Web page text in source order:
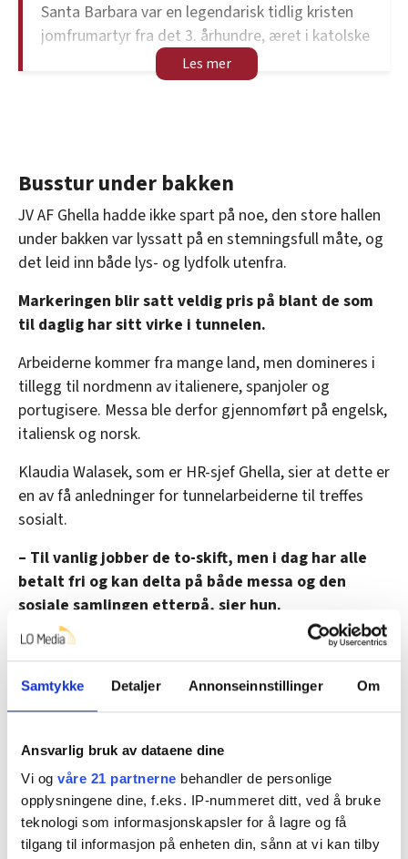
Samtykke Detaljer Annonseinnstillinger Om
Ansvarlig bruk av dataene dine
Vi og våre 21 partnerne behandler de personlige
opplysningene dine, f.eks. IP-nummeret ditt, ved å bruke
teknologi som informasjonskapsler for å lagre og få
tilgang til informasjon på enheten din, sånn at vi kan tilby
Santa Barbara var en legendarisk tidlig kristen
jomfrumartyr fra det 3. århundre, æret i katolske
og ortodokse tradisjoner som skytshelgen for
gruvearbeidere, artillerister og de som står
Født i Heliopolis (dagens Baalbek, Libanon) eller
Nikomedia.
Som datter av en rik hedensk far ved navn
Dioscorus, ble Barbara holdt isolert i et tårn på
grunn av sin skjønnhet og sikkerhet.
Hun konverterte hemmelig til kristendommen
rundt fylte 16 år, forkastet hedenske avguder og
ekteskapsforslag arrangert av faren, og ble døpt
av en prest forkledd som kjøpmann. ​
Martyrdom
Da faren oppdaget at hun hadde konvertert til
kristendommen, fengslet han henne, slo og
torturerte henne, før han overleverte henne til
embetsmannen Martianus.
Da fortsatte forfølgelse, inkludert offentlig
ydmykelse og mislykkede forsøk på å brenne
henne.
Men ingenting bet på. Den 4. desember
halshogget faren henne, men et lyn slo
umiddelbart ned og drepte ham som
guddommelig straff.
St. Barbara ble helgen for gruvearbeidere fordi
legenden om hennes liv knyttet henne sterkt til
farlige yrker med eksplosjonsfare, som etter
hvert inkluderte gruvedrift. ​
Busstur under bakken
JV AF Ghella hadde ikke spart på noe, den store hallen
under bakken var lyssatt på en stemningsfull måte, og
det leid inn både lys- og lydfolk utenfra.
Markeringen blir satt veldig pris på blant de som
til daglig har sitt virke i tunnelen.
Arbeiderne kommer fra mange land, men domineres i
tillegg til nordmenn av italienere, spanjoler og
portugisere. Messa ble derfor gjennomført på engelsk,
italiensk og norsk.
Klaudia Walasek, som er HR-sjef Ghella, sier at dette er
en av få anledninger for tunnelarbeiderne til treffes
sosialt.
– Til vanlig jobber de to-skift, men i dag har alle
betalt fri og kan delta på både messa og den
sosiale samlingen etterpå, sier hun.
Ny vannforsyning i Oslo
I dag forsyner Maridalsvannet 90 prosent av
Oslos befolkning med drikkevann. En svikt i
vitale deler av systemet som forsyner byen med
vann, kan få alvorlige konsekvenser.
Det finnes i dag ingen reservevannkilde som kan
sørge for drikkevann til alle innbyggerne i Oslo,
Viktig sosialt